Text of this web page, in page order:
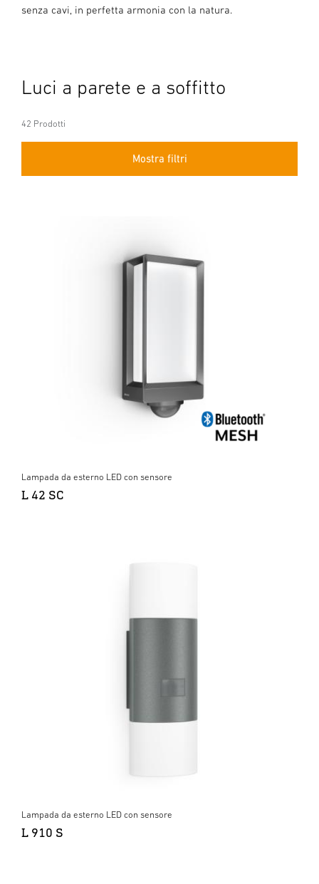
senza cavi, in perfetta armonia con la natura.
Luci a parete e a soffitto
42 Prodotti
Mostra filtri
Lampada da esterno LED con sensore
L 42 SC
Lampada da esterno LED con sensore
L 910 S